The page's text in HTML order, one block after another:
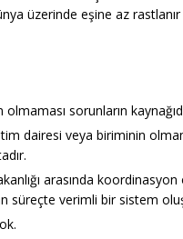
üzerinde eşine az
sorunların
dairesi veya biriminin
arasında koordinasyon
süreçte verimli bir sistem